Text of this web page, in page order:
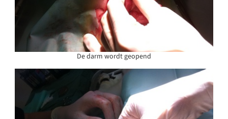
De darm wordt geopend